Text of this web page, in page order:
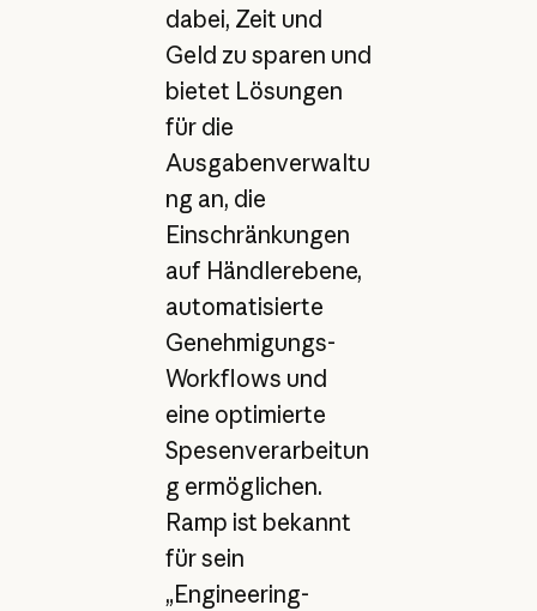
dabei, Zeit und
Geld zu sparen und
bietet Lösungen
für die
Ausgabenverwaltu
ng an, die
Einschränkungen
auf Händlerebene,
automatisierte
Genehmigungs-
Workflows und
eine optimierte
Spesenverarbeitun
g ermöglichen.
Ramp ist bekannt
für sein
„Engineering-